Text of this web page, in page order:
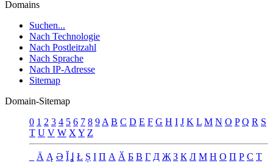
Domains
Suchen...
Nach Technologie
Nach Postleitzahl
Nach Sprache
Nach IP-Adresse
Sitemap
Domain-Sitemap
0 1 2 3 4 5 6 7 8 9 A B C D E F G H I J K L M N O P Q R S
T U V W X Y Z
Ä Ą Ə Ǐ Ʝ Ł Ș Ι Π А Ӑ Б В Г Д Җ З К Л М Н О П Р С Т